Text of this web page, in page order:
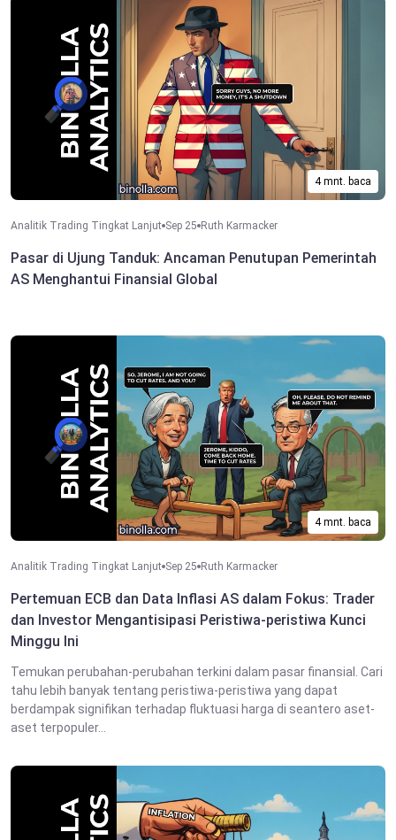
4 mnt. baca
Analitik Trading Tingkat Lanjut Sep 25 Ruth Karmacker
Pasar di Ujung Tanduk: Ancaman Penutupan Pemerintah
AS Menghantui Finansial Global
4 mnt. baca
Analitik Trading Tingkat Lanjut Sep 25 Ruth Karmacker
Pertemuan ECB dan Data Inflasi AS dalam Fokus: Trader
dan Investor Mengantisipasi Peristiwa-peristiwa Kunci
Minggu Ini
Temukan perubahan-perubahan terkini dalam pasar finansial. Cari
tahu lebih banyak tentang peristiwa-peristiwa yang dapat
berdampak signifikan terhadap fluktuasi harga di seantero aset-
aset terpopuler...